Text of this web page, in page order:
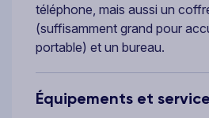
téléphone, mais aussi un
(suffisamment grand pour
portable) et un bureau.
Équipements et